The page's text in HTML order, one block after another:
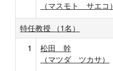
（マスモト サエコ）
特任教授 （1名）
1
松田 幹
（マツダ ツカサ）